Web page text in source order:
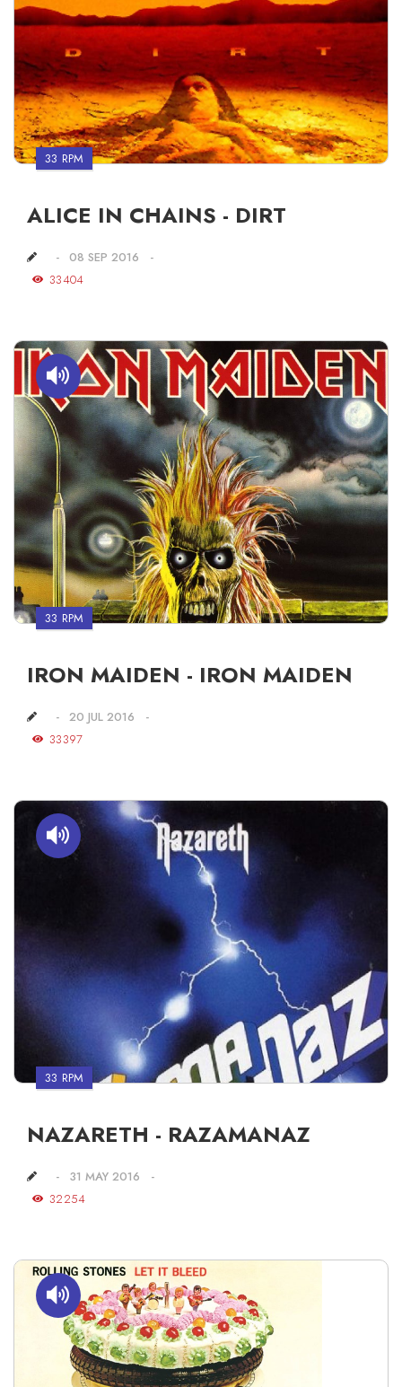
33 RPM
ALICE IN CHAINS - DIRT
08 SEP 2016
33404
33 RPM
IRON MAIDEN - IRON MAIDEN
20 JUL 2016
33397
33 RPM
NAZARETH - RAZAMANAZ
31 MAY 2016
32254